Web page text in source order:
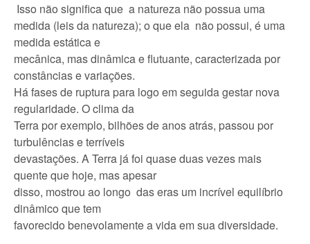
Isso não significa que a natureza não possua uma
medida (leis da natureza); o que ela não possui, é uma
medida estática e
mecânica, mas dinâmica e flutuante, caracterizada por
constâncias e variações.
Há fases de ruptura para logo em seguida gestar nova
regularidade. O clima da
Terra por exemplo, bilhões de anos atrás, passou por
turbulências e terríveis
devastações. A Terra já foi quase duas vezes mais
quente que hoje, mas apesar
disso, mostrou ao longo das eras um incrível equilíbrio
dinâmico que tem
favorecido benevolamente a vida em sua diversidade.